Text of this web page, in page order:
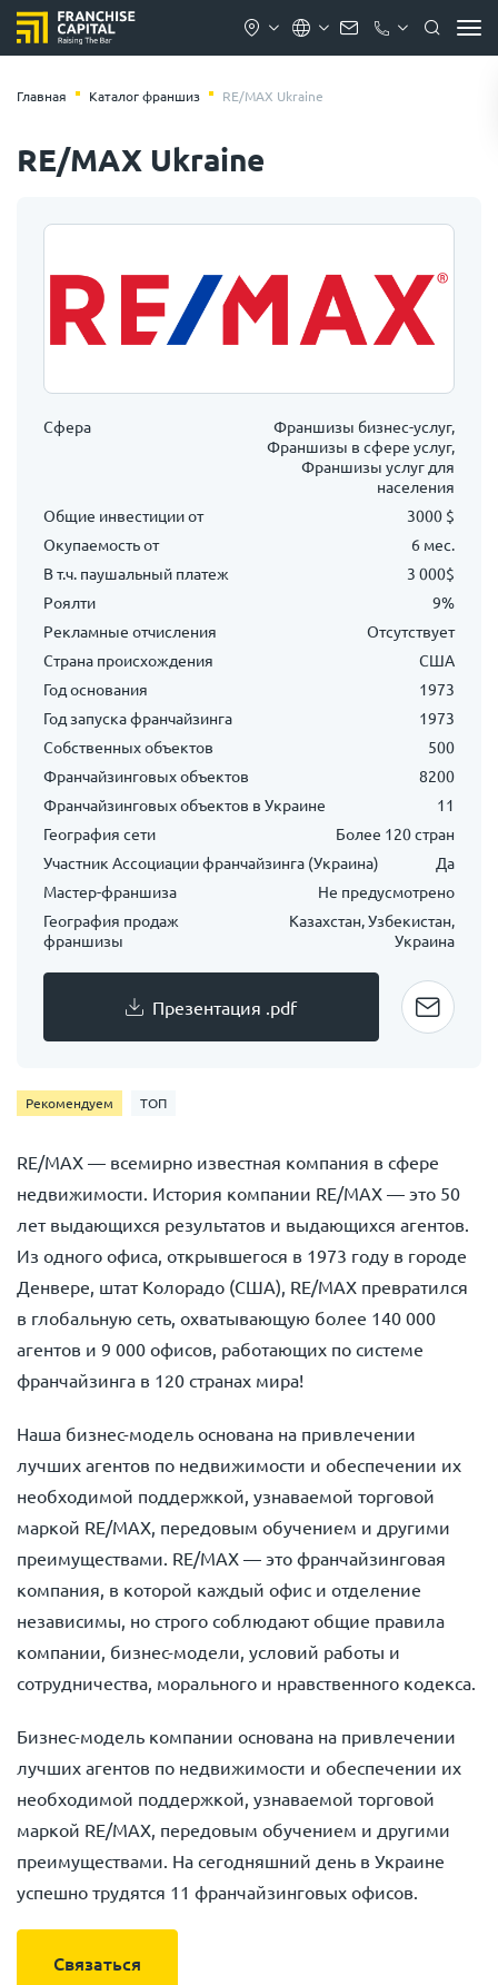
Главная Каталог франшиз RE/MAX Ukraine
Рекомендуем ТОП
RE/MAX — всемирно известная компания в сфере
недвижимости. История компании RE/MAX — это 50
лет выдающихся результатов и выдающихся агентов.
Из одного офиса, открывшегося в 1973 году в городе
Денвере, штат Колорадо (США), RE/MAX превратился
в глобальную сеть, охватывающую более 140 000
агентов и 9 000 офисов, работающих по системе
франчайзинга в 120 странах мира!
Наша бизнес-модель основана на привлечении
лучших агентов по недвижимости и обеспечении их
необходимой поддержкой, узнаваемой торговой
маркой RE/MAX, передовым обучением и другими
преимуществами. RE/MAX — это франчайзинговая
компания, в которой каждый офис и отделение
независимы, но строго соблюдают общие правила
компании, бизнес-модели, условий работы и
сотрудничества, морального и нравственного кодекса.
Бизнес-модель компании основана на привлечении
лучших агентов по недвижимости и обеспечении их
необходимой поддержкой, узнаваемой торговой
маркой RE/MAX, передовым обучением и другими
преимуществами. На сегодняшний день в Украине
успешно трудятся 11 франчайзинговых офисов.
Связаться
Сфера
Франшизы бизнес-услуг,
Франшизы в сфере услуг,
Франшизы услуг для
населения
Общие инвестиции от
3000 $
Окупаемость от
6 мес.
В т.ч. паушальный платеж
3 000$
Роялти
9%
Рекламные отчисления
Отсутствует
Страна происхождения
США
Год основания
1973
Год запуска франчайзинга
1973
Собственных объектов
500
Франчайзинговых объектов
8200
Франчайзинговых объектов в Украине
11
География сети
Более 120 стран
Участник Ассоциации франчайзинга (Украина)
Да
Мастер-франшиза
Не предусмотрено
География продаж
франшизы
Казахстан, Узбекистан,
Украина
Презентация .pdf
RE/MAX Ukraine